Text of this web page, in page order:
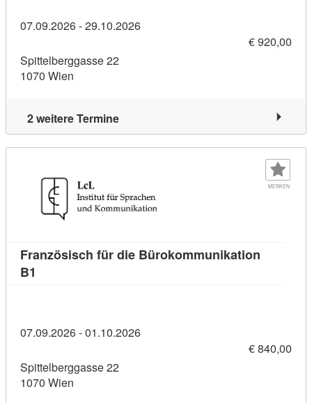
07.09.2026 - 29.10.2026
€ 920,00
Spittelberggasse 22
1070 Wien
2 weitere Termine
MERKEN
Französisch für die Bürokommunikation
B1
07.09.2026 - 01.10.2026
€ 840,00
Spittelberggasse 22
1070 Wien